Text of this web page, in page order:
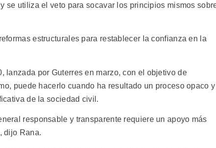
se utiliza el veto para socavar los principios mismos
estructurales para restablecer la confianza en la
lanzada por Guterres en marzo, con el objetivo de
puede hacerlo cuando ha resultado un proceso opaco y
de la sociedad civil.
responsable y transparente requiere un apoyo más
dijo Rana.